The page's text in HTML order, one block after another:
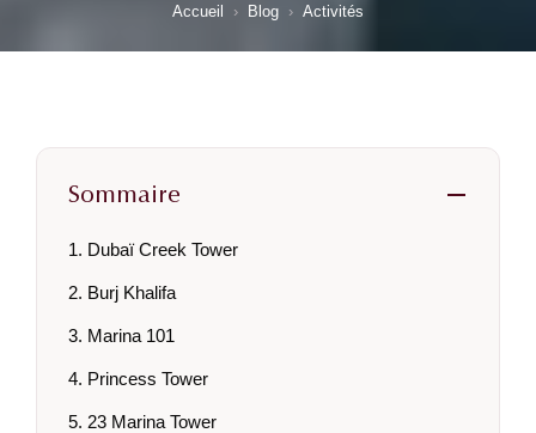
Accueil › Blog › Activités
Sommaire
1. Dubaï Creek Tower
2. Burj Khalifa
3. Marina 101
4. Princess Tower
5. 23 Marina Tower